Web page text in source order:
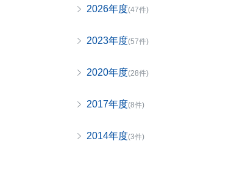
2026年度(47件)
2023年度(57件)
2020年度(28件)
2017年度(8件)
2014年度(3件)